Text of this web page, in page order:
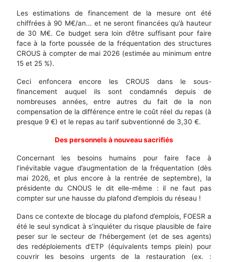
Les estimations de financement de la mesure ont été
chiffrées à 90 M€/an... et ne seront financées qu’à hauteur
de 30 M€. Ce budget sera loin d’être suffisant pour faire
face à la forte poussée de la fréquentation des structures
CROUS à compter de mai 2026 (estimée au minimum entre
15 et 25 %).
Ceci enfoncera encore les CROUS dans le sous-
financement auquel ils sont condamnés depuis de
nombreuses années, entre autres du fait de la non
compensation de la différence entre le coût réel du repas (à
presque 9 €) et le repas au tarif subventionné de 3,30 €.
Des personnels à nouveau sacrifiés
Concernant les besoins humains pour faire face à
l’inévitable vague d’augmentation de la fréquentation (dès
mai 2026, et plus encore à la rentrée de septembre), la
présidente du CNOUS le dit elle-même : il ne faut pas
compter sur une hausse du plafond d’emplois du réseau !
Dans ce contexte de blocage du plafond d’emplois, FOESR a
été le seul syndicat à s’inquiéter du risque plausible de faire
peser sur le secteur de l’hébergement (et de ses agents)
des redéploiements d’ETP (équivalents temps plein) pour
couvrir les besoins urgents de la restauration (ex. :